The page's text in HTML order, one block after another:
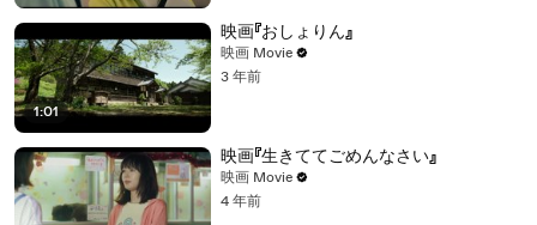
1:01
映画『おしょりん』
映画 Movie
3 年前
映画『生きててごめんなさい』
映画 Movie
4 年前